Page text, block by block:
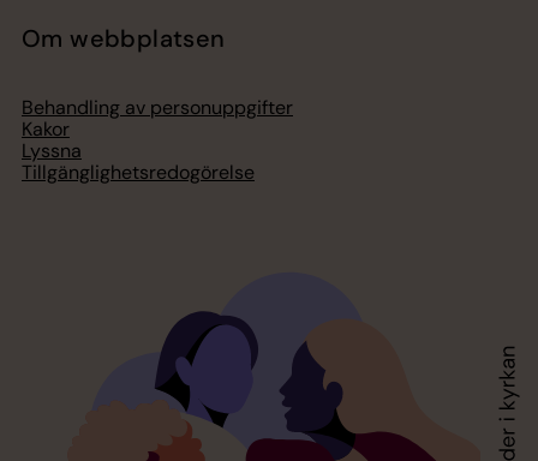
Om webbplatsen
Behandling av personuppgifter
Kakor
Lyssna
Tillgänglighetsredogörelse